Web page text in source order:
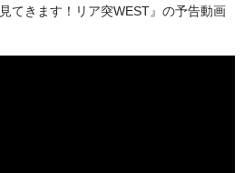
てきます！リア突WEST』の予告動画